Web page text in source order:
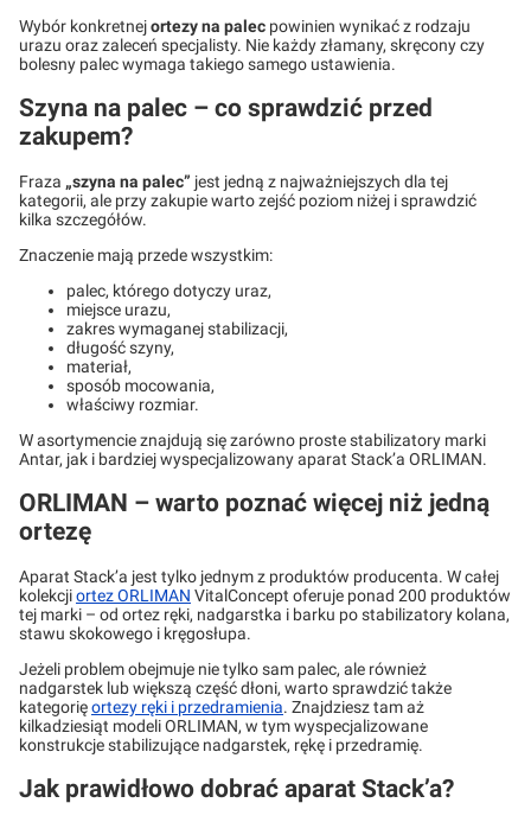
Wybór konkretnejortezy na palec powinien wynikać z rodzaju
urazu oraz zaleceń specjalisty. Nie każdy złamany, skręcony czy
bolesny palec wymaga takiego samego ustawienia.
Szyna na palec – co sprawdzić przed
zakupem?
Fraza „szyna na palec” jest jedną z najważniejszych dla tej
kategorii, ale przy zakupie warto zejść poziom niżej i sprawdzić
kilka szczegółów.
Znaczenie mają przede wszystkim:
palec, którego dotyczy uraz,
miejsce urazu,
zakres wymaganej stabilizacji,
długość szyny,
materiał,
sposób mocowania,
właściwy rozmiar.
W asortymencie znajdują się zarówno proste stabilizatory marki
Antar, jak i bardziej wyspecjalizowany aparat Stack’a ORLIMAN.
ORLIMAN – warto poznać więcej niż jedną
ortezę
Aparat Stack’a jest tylko jednym z produktów producenta. W całej
kolekcjiortez ORLIMAN VitalConcept oferuje ponad 200 produktów
tej marki – od ortez ręki, nadgarstka i barku po stabilizatory kolana,
stawu skokowego i kręgosłupa.
Jeżeli problem obejmuje nie tylko sam palec, ale również
nadgarstek lub większą część dłoni, warto sprawdzić także
kategorięortezy ręki i przedramienia. Znajdziesz tam aż
kilkadziesiąt modeli ORLIMAN, w tym wyspecjalizowane
konstrukcje stabilizujące nadgarstek, rękę i przedramię.
Jak prawidłowo dobrać aparat Stack’a?